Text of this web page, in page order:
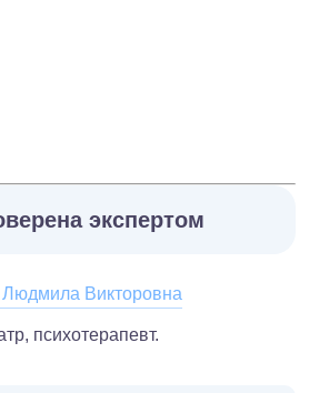
экспертом
Людмила Викторовна
психотерапевт.